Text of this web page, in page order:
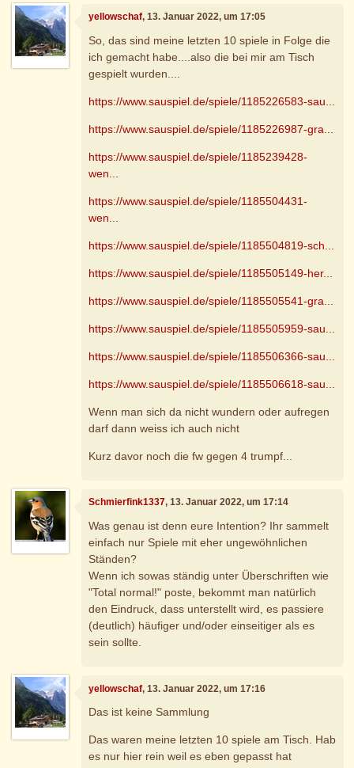
yellowschaf, 13. Januar 2022, um 17:05
So, das sind meine letzten 10 spiele in Folge die
ich gemacht habe....also die bei mir am Tisch
gespielt wurden....
https://www.sauspiel.de/spiele/1185226583-sau...
https://www.sauspiel.de/spiele/1185226987-gra...
https://www.sauspiel.de/spiele/1185239428-
wen...
https://www.sauspiel.de/spiele/1185504431-
wen...
https://www.sauspiel.de/spiele/1185504819-sch...
https://www.sauspiel.de/spiele/1185505149-her...
https://www.sauspiel.de/spiele/1185505541-gra...
https://www.sauspiel.de/spiele/1185505959-sau...
https://www.sauspiel.de/spiele/1185506366-sau...
https://www.sauspiel.de/spiele/1185506618-sau...
Wenn man sich da nicht wundern oder aufregen
darf dann weiss ich auch nicht
Kurz davor noch die fw gegen 4 trumpf...
Schmierfink1337, 13. Januar 2022, um 17:14
Was genau ist denn eure Intention? Ihr sammelt
einfach nur Spiele mit eher ungewöhnlichen
Ständen?
Wenn ich sowas ständig unter Überschriften wie
"Total normal!" poste, bekommt man natürlich
den Eindruck, dass unterstellt wird, es passiere
(deutlich) häufiger und/oder einseitiger als es
sein sollte.
yellowschaf, 13. Januar 2022, um 17:16
Das ist keine Sammlung
Das waren meine letzten 10 spiele am Tisch. Hab
es nur hier rein weil es eben gepasst hat